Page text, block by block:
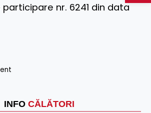
INFO CĂLĂTORI
nr. 6241 din data